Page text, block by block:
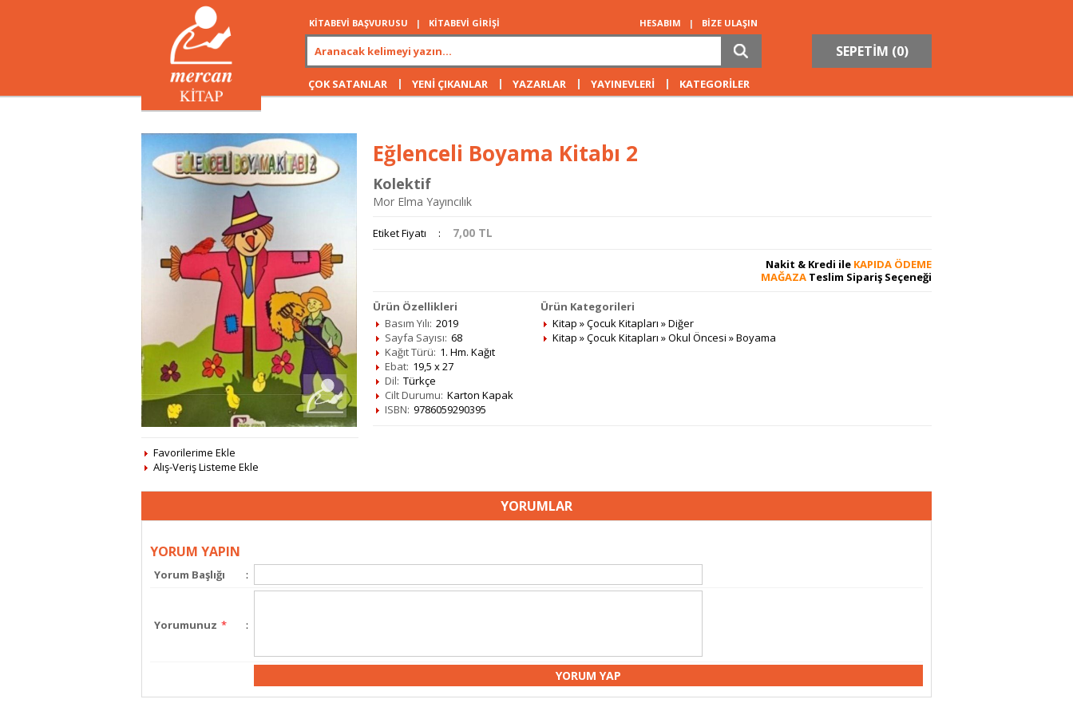
KİTABEVİ BAŞVURUSU | KİTABEVİ GİRİŞİ HESABIM | BİZE ULAŞIN
SEPETİM (0)
ÇOK SATANLAR | YENİ ÇIKANLAR | YAZARLAR | YAYINEVLERİ | KATEGORİLER
Favorilerime Ekle
Alış-Veriş Listeme Ekle
Eğlenceli Boyama Kitabı 2
Kolektif
Mor Elma Yayıncılık
Etiket Fiyatı : 7,00 TL
Nakit & Kredi ile KAPIDA ÖDEME
MAĞAZA Teslim Sipariş Seçeneği
Ürün Özellikleri
Basım Yılı: 2019
Sayfa Sayısı: 68
Kağıt Türü: 1. Hm. Kağıt
Ebat: 19,5 x 27
Dil: Türkçe
Cilt Durumu: Karton Kapak
ISBN: 9786059290395
Ürün Kategorileri
Kitap »Çocuk Kitapları »Diğer
Kitap »Çocuk Kitapları »Okul Öncesi »Boyama
YORUMLAR
YORUM YAPIN
Yorum Başlığı :
Yorumunuz * :